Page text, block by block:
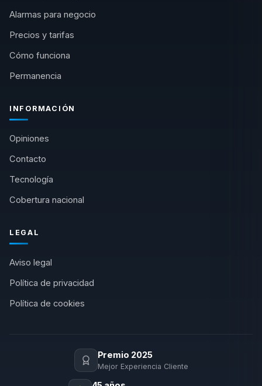
Alarmas para negocio
Precios y tarifas
Cómo funciona
Permanencia
INFORMACIÓN
Opiniones
Contacto
Tecnología
Cobertura nacional
LEGAL
Aviso legal
Política de privacidad
Política de cookies
Premio 2025
Mejor Experiencia Cliente